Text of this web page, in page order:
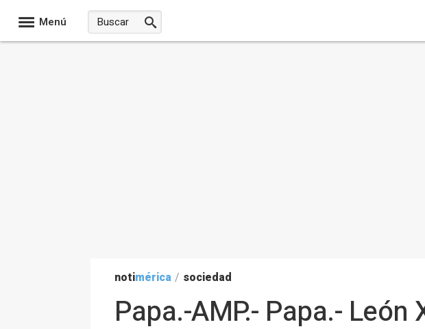
Menú
notimérica / sociedad
Papa.-AMP.- Papa.-